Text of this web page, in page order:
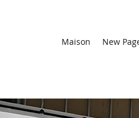
Maison New